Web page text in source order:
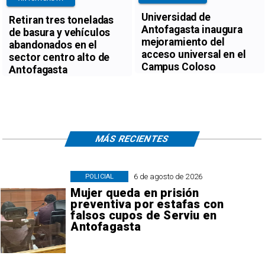
Retiran tres toneladas
de basura y vehículos
abandonados en el
sector centro alto de
Antofagasta
Universidad de
Antofagasta inaugura
mejoramiento del
acceso universal en el
Campus Coloso
6 de agosto de 2026
Mujer queda en prisión
preventiva por estafas con
falsos cupos de Serviu en
Antofagasta
POLICIAL
MÁS RECIENTES